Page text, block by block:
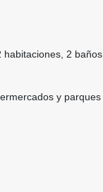
2 baños,
y parques